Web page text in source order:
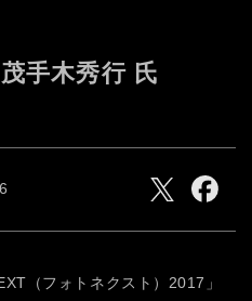
手木秀行 氏
（フォトネクスト）2017」